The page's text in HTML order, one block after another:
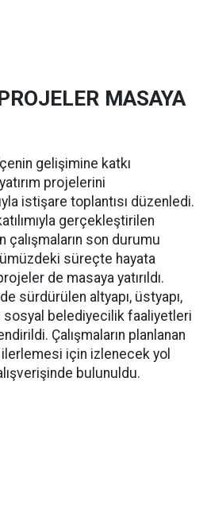
MASAYA
gelişimine katkı
projelerini
istişare toplantısı düzenledi.
gerçekleştirilen
çalışmaların son durumu
süreçte hayata
de masaya yatırıldı.
sürdürülen altyapı, üstyapı,
belediyecilik faaliyetleri
Çalışmaların planlanan
için izlenecek yol
bulunuldu.